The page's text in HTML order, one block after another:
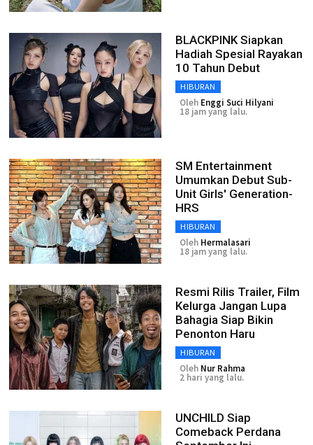
BLACKPINK Siapkan
Hadiah Spesial Rayakan
10 Tahun Debut
HIBURAN
Oleh Enggi Suci Hilyani
18 jam yang lalu.
SM Entertainment
Umumkan Debut Sub-
Unit Girls' Generation-
HRS
HIBURAN
Oleh Hermalasari
18 jam yang lalu.
Resmi Rilis Trailer, Film
Kelurga Jangan Lupa
Bahagia Siap Bikin
Penonton Haru
HIBURAN
Oleh Nur Rahma
2 hari yang lalu.
UNCHILD Siap
Comeback Perdana